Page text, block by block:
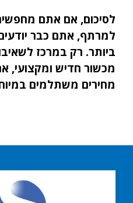
לסיכום, אם אתם
למרתף, אתם כבר
ביותר. רק במרכז
מכשור חדיש ומקצועי,
מחירים משתלמים